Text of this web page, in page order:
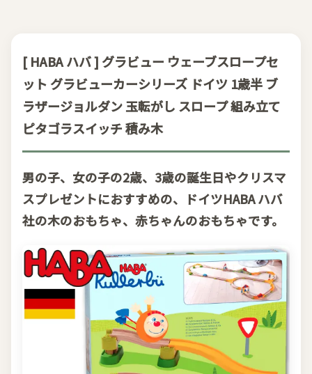
[ HABA ハバ ] グラビュー ウェーブスロープセ
ット グラビューカーシリーズ ドイツ 1歳半 ブ
ラザージョルダン 玉転がし スロープ 組み立て
ピタゴラスイッチ 積み木
男の子、女の子の2歳、3歳の誕生日やクリスマ
スプレゼントにおすすめの、ドイツHABA ハバ
社の木のおもちゃ、赤ちゃんのおもちゃです。